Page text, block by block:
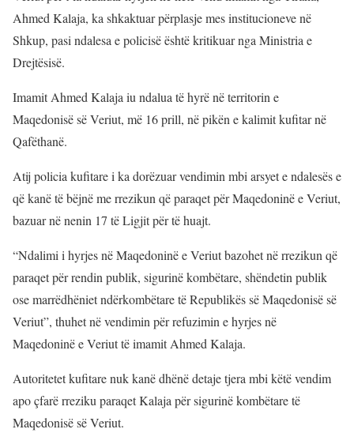
Ahmed Kalaja, ka shkaktuar përplasje mes institucioneve në
Shkup, pasi ndalesa e policisë është kritikuar nga Ministria e
Drejtësisë.
Imamit Ahmed Kalaja iu ndalua të hyrë në territorin e
Maqedonisë së Veriut, më 16 prill, në pikën e kalimit kufitar në
Qafëthanë.
Atij policia kufitare i ka dorëzuar vendimin mbi arsyet e ndalesës e
që kanë të bëjnë me rrezikun që paraqet për Maqedoninë e Veriut,
bazuar në nenin 17 të Ligjit për të huajt.
“Ndalimi i hyrjes në Maqedoninë e Veriut bazohet në rrezikun që
paraqet për rendin publik, sigurinë kombëtare, shëndetin publik
ose marrëdhëniet ndërkombëtare të Republikës së Maqedonisë së
Veriut”, thuhet në vendimin për refuzimin e hyrjes në
Maqedoninë e Veriut të imamit Ahmed Kalaja.
Autoritetet kufitare nuk kanë dhënë detaje tjera mbi këtë vendim
apo çfarë rreziku paraqet Kalaja për sigurinë kombëtare të
Maqedonisë së Veriut.